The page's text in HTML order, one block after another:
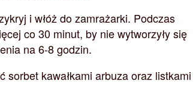
i włóż do zamrażarki. Podczas
co 30 minut, by nie wytworzyły się
na 6-8 godzin.
kawałkami arbuza oraz listkami